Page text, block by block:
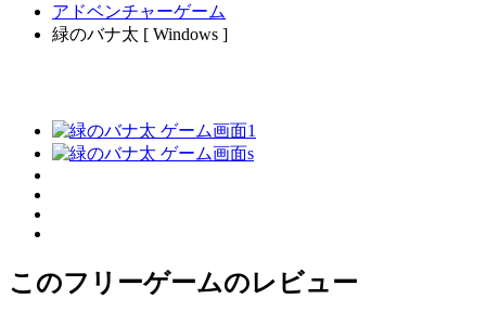
アドベンチャーゲーム
緑のバナ太 [ Windows ]
このフリーゲームのレビュー